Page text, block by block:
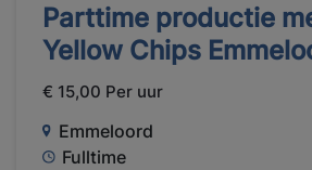
Parttime productie
Yellow Chips
€ 15,00 Per uur
Emmeloord
Fulltime